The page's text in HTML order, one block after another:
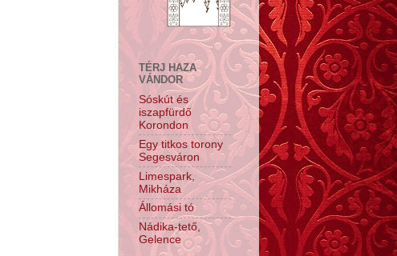
TÉRJ HAZA
VÁNDOR
Sóskút és
iszapfürdő
Korondon
Egy titkos torony
Segesváron
Limespark,
Mikháza
Állomási tó
Nádika-tető,
Gelence